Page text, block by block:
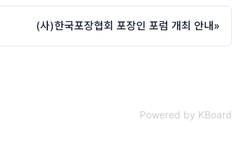
(사)한국포장협회 포장인 포럼 개최 안내»
Powered by KBoard